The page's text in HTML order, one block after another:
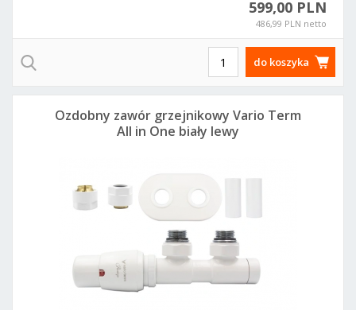
599,00 PLN
486,99 PLN netto
do koszyka
Ozdobny zawór grzejnikowy Vario Term
All in One biały lewy